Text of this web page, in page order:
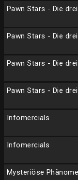
Pawn Stars - Die
Pawn Stars - Die
Pawn Stars - Die
Pawn Stars - Die
Infomercials
Infomercials
Mysteriöse